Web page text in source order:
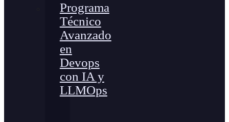
Programa
Técnico
Avanzado
en
Devops
con IA y
LLMOps